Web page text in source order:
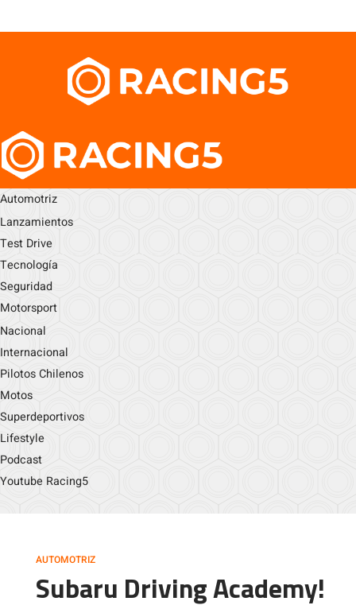
Automotriz
Lanzamientos
Test Drive
Tecnología
Seguridad
Motorsport
Nacional
Internacional
Pilotos Chilenos
Motos
Superdeportivos
Lifestyle
Podcast
Youtube Racing5
AUTOMOTRIZ
Subaru Driving Academy!